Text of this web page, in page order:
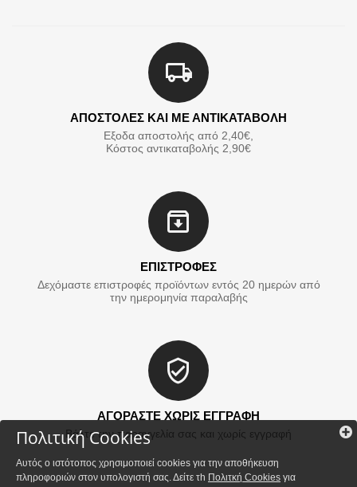
ΑΠΟΣΤΟΛΕΣ ΚΑΙ ΜΕ ΑΝΤΙΚΑΤΑΒΟΛΗ
Εξοδα αποστολής από 2,40€,
Κόστος αντικαταβολής 2,90€
ΕΠΙΣΤΡΟΦΕΣ
Δεχόμαστε επιστροφές προϊόντων εντός 20 ημερών από
την ημερομηνία παραλαβής
ΑΓΟΡΑΣΤΕ ΧΩΡΙΣ ΕΓΓΡΑΦΗ
Βάλτε την παραγγελία σας και χωρίς εγγραφή
Πολιτική Cookies
Αυτός ο ιστότοπος χρησιμοποιεί cookies για την αποθήκευση
πληροφοριών στον υπολογιστή σας. Δείτε τh Πολιτκή Cookies για